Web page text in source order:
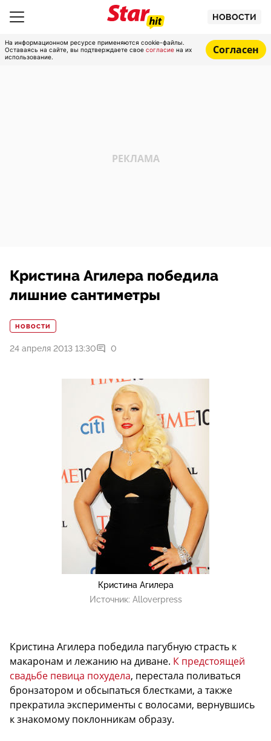
НОВОСТИ
На информационном ресурсе применяются cookie-файлы.
Оставаясь на сайте, вы подтверждаете свое согласие на их
использование.
Согласен
Кристина Агилера победила
лишние сантиметры
НОВОСТИ
24 апреля 2013 13:30 0
Кристина Агилера
Источник: Alloverpress
Кристина Агилера победила пагубную страсть к
макаронам и лежанию на диване. К предстоящей
свадьбе певица похудела, перестала поливаться
бронзатором и обсыпаться блестками, а также
прекратила эксперименты с волосами, вернувшись
к знакомому поклонникам образу.